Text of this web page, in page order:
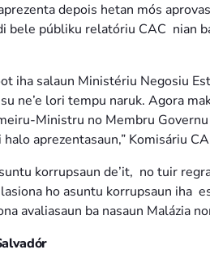
depois hetan mós
bele públiku relatóriu CAC nian
iha salaun Ministériu Negosiu
ne’e lori tempu naruk. Agora
Ministru no Membru
aprezentasaun,” Komisáriu
korrupsaun de’it, no tuir
ho asuntu korrupsaun iha
avaliasaun ba nasaun Malázia